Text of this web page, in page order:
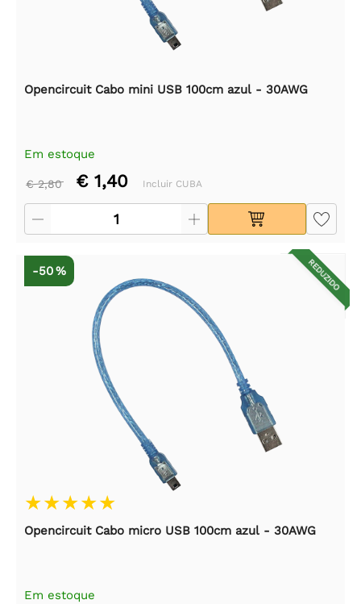
Opencircuit Cabo mini USB 100cm azul - 30AWG
Em estoque
€ 2,80 € 1,40 Incluir CUBA
REDUZIDO
-50 %
Opencircuit Cabo micro USB 100cm azul - 30AWG
Em estoque